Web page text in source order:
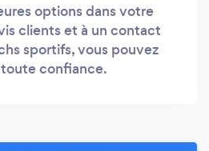
options dans votre
clients et à un contact
sportifs, vous pouvez
confiance.